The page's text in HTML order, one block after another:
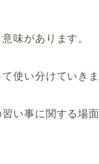
味があります。
使い分けていきま
い事に関する場